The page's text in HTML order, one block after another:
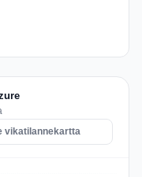
vikatilannekartta